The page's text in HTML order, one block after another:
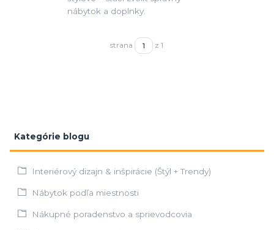
Kategórie blogu
Interiérový dizajn & inšpirácie (Štýl + Trendy)
Nábytok podľa miestnosti
Nákupné poradenstvo a sprievodcovia
nábytok a doplnky.
strana z 1